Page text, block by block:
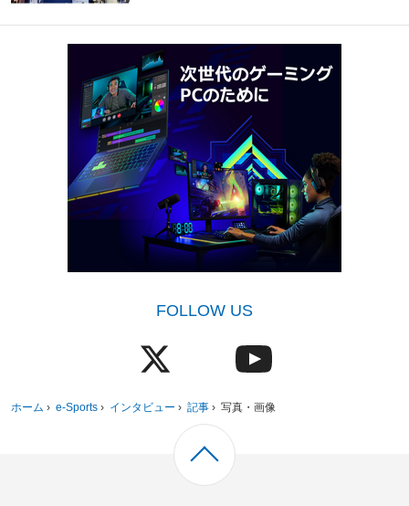
FOLLOW US
ホーム › e-Sports › インタビュー › 記事 › 写真・画像